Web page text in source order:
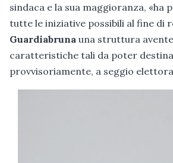
sindaca e la sua maggioranza, «ha
tutte le iniziative possibili al fine di
Guardiabruna una struttura
caratteristiche tali da poter
provvisoriamente, a seggio